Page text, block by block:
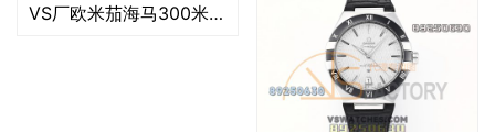
VS厂欧米茄海马300米「玫瑰金蓝款」复刻腕表-VS手表